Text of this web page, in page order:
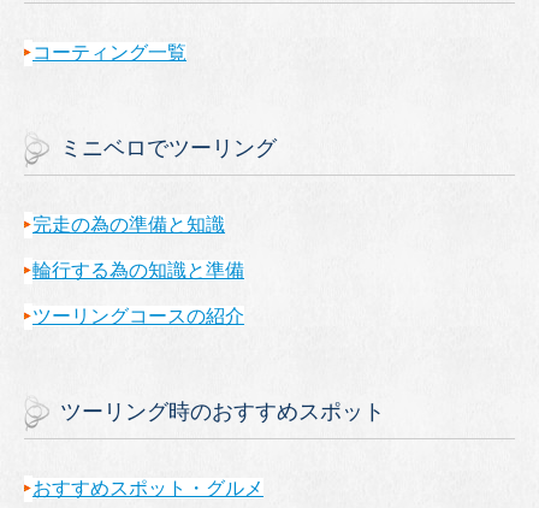
コーティング一覧
ミニベロでツーリング
完走の為の準備と知識
輪行する為の知識と準備
ツーリングコースの紹介
ツーリング時のおすすめスポット
おすすめスポット・グルメ